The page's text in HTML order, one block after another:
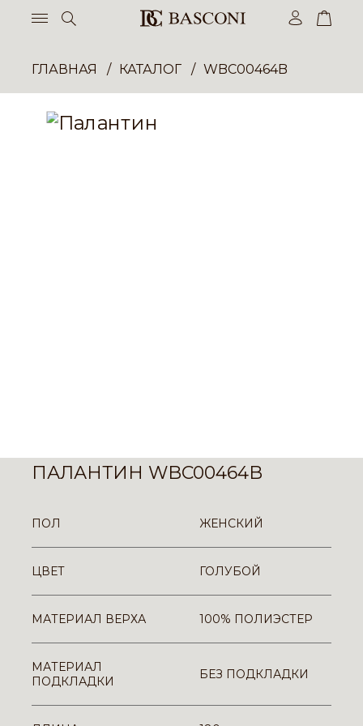
ГЛАВНАЯ КАТАЛОГ WBC00464B
ПАЛАНТИН WBC00464B
ПОЛ ЖЕНСКИЙ
ЦВЕТ ГОЛУБОЙ
МАТЕРИАЛ ВЕРХА 100% ПОЛИЭСТЕР
МАТЕРИАЛ
ПОДКЛАДКИ
БЕЗ ПОДКЛАДКИ